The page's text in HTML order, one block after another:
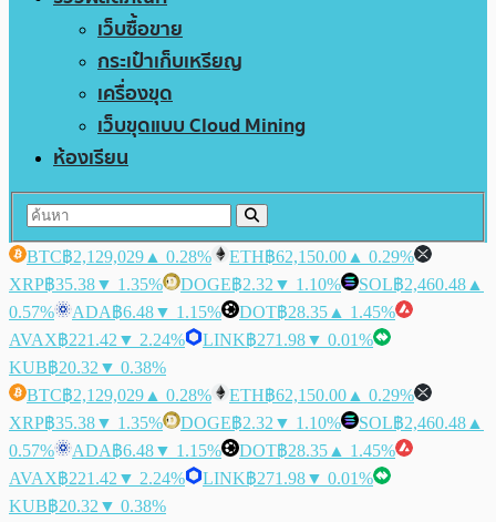
เว็บซื้อขาย
กระเป๋าเก็บเหรียญ
เครื่องขุด
เว็บขุดแบบ Cloud Mining
ห้องเรียน
BTC฿2,129,029 ▲ 0.28% ETH฿62,150.00 ▲ 0.29%
XRP฿35.38▼ 1.35% DOGE฿2.32 ▼ 1.10% SOL฿2,460.48 ▲
0.57%
ADA฿6.48▼ 1.15% DOT฿28.35 ▲ 1.45%
AVAX฿221.42 ▼ 2.24% LINK฿271.98▼ 0.01%
KUB฿20.32 ▼ 0.38%
BTC฿2,129,029 ▲ 0.28% ETH฿62,150.00 ▲ 0.29%
XRP฿35.38▼ 1.35% DOGE฿2.32 ▼ 1.10% SOL฿2,460.48 ▲
0.57%
ADA฿6.48▼ 1.15% DOT฿28.35 ▲ 1.45%
AVAX฿221.42 ▼ 2.24% LINK฿271.98▼ 0.01%
KUB฿20.32 ▼ 0.38%